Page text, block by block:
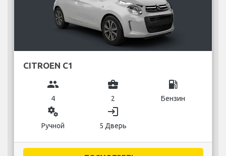
CITROEN C1
group
4
business_center
2
local_gas_station
Бензин
miscellaneous_services
Ручной
login
5 Дверь